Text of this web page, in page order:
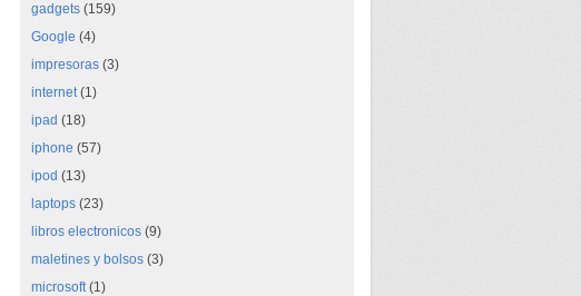
gadgets(159)
Google (4)
impresoras(3)
internet(1)
ipad (18)
iphone (57)
ipod (13)
laptops(23)
libros electronicos(9)
maletines y bolsos(3)
microsoft(1)